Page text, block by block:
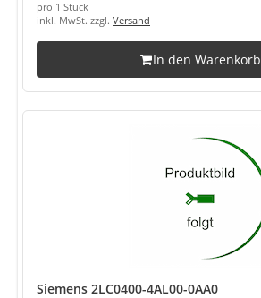
pro 1 Stück
inkl. MwSt. zzgl. Versand
In den Warenkorb
Siemens 2LC0400-4AL00-0AA0